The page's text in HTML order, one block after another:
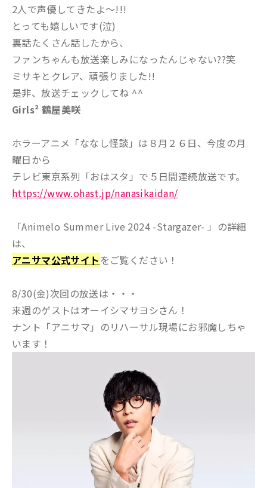
2人で声優してきたよ〜!!!
とっても嬉しいです(泣)
裏話たくさん話したから、
ファンちゃんも放送楽しみになったんじゃない??笑
ミサキとクレア、頑張りました!!
是非、放送チェックしてね ^^
Girls² 鶴屋美咲
ホラーアニメ「ななし怪談」は８月２６日、今度の月
曜日から
テレビ東京系列「おはスタ」で５日間連続放送です。
https://www.ohast.jp/nanasikaidan/
「Animelo Summer Live 2024 -Stargazer- 」の詳細
は、
アニサマ公式サイト をご覧ください！
8/30(金)次回の放送は・・・
来週のゲストはオーイシマサヨシさん！
ナント「アニサマ」のリハーサル現場にお邪魔しちゃ
います！